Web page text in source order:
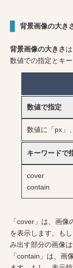
背景画像の大き
背景画像の大きさ
数値での指定とキ
数値で指定
数値に「px」
キーワードで
cover
contain
「cover」は、画
を表示します。も
み出す部分の画像は
「contain」は、画